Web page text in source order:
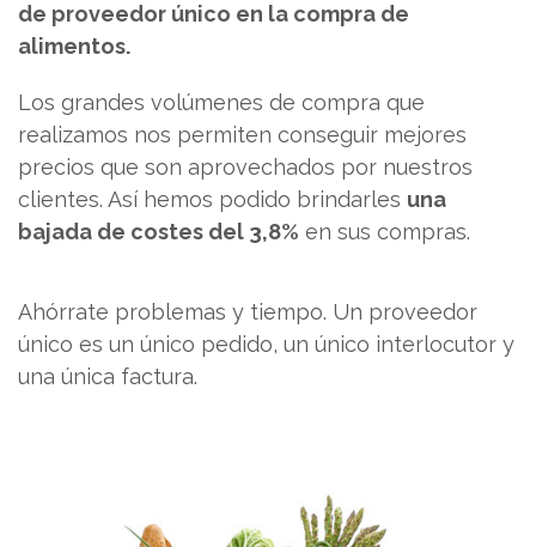
de proveedor único en la compra de
alimentos.
Los grandes volúmenes de compra que
realizamos nos permiten conseguir mejores
precios que son aprovechados por nuestros
clientes. Así hemos podido brindarles una
bajada de costes del 3,8% en sus compras.
Ahórrate problemas y tiempo. Un proveedor
único es un único pedido, un único interlocutor y
una única factura.